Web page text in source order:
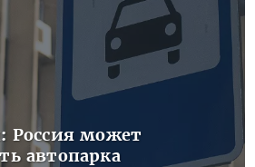
Россия может
автопарка